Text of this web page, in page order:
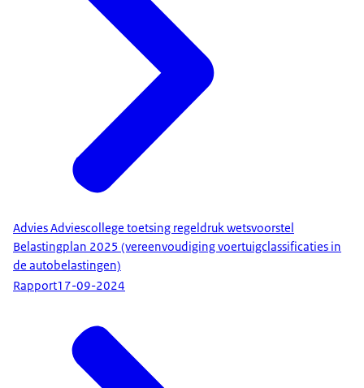
Advies Adviescollege toetsing regeldruk wetsvoorstel
Belastingplan 2025 (vereenvoudiging voertuigclassificaties in
de autobelastingen)
Rapport17-09-2024